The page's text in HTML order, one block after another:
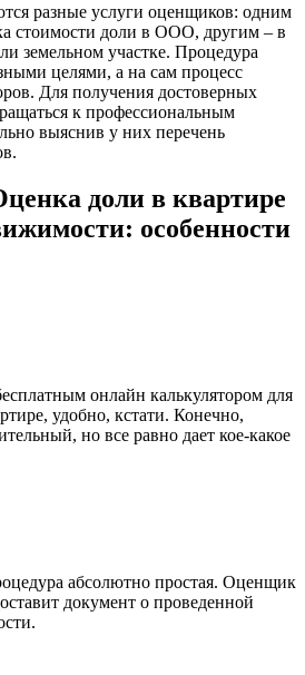
разные услуги оценщиков: одним
стоимости доли в ООО, другим – в
земельном участке. Процедура
целями, а на сам процесс
Для получения достоверных
к профессиональным
выяснив у них перечень
доли в квартире
особенности
онлайн калькулятором для
удобно, кстати. Конечно,
но все равно дает кое-какое
абсолютно простая. Оценщик
документ о проведенной